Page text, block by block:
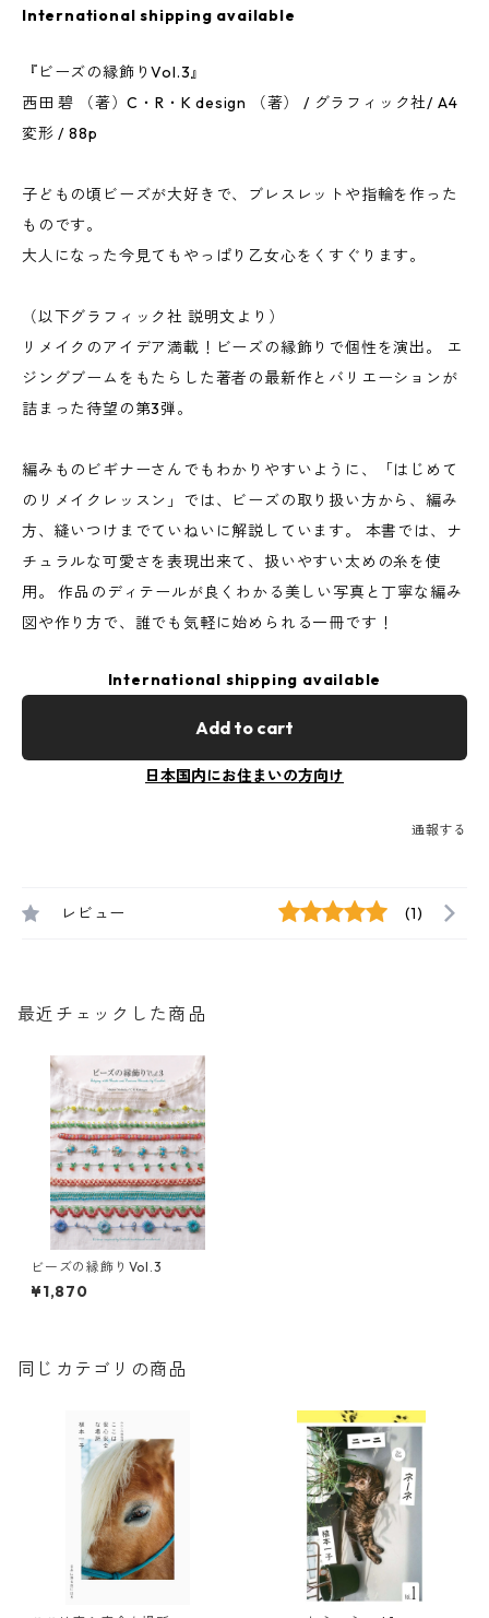
International shipping available
『ビーズの縁飾りVol.3』
西田 碧 （著）C・R・K design （著） / グラフィック社/ A4
変形 / 88p
子どもの頃ビーズが大好きで、ブレスレットや指輪を作った
ものです。
大人になった今見てもやっぱり乙女心をくすぐります。
（以下グラフィック社 説明文より）
リメイクのアイデア満載！ビーズの縁飾りで個性を演出。 エ
ジングブームをもたらした著者の最新作とバリエーションが
詰まった待望の第3弾。
編みものビギナーさんでもわかりやすいように、「はじめて
のリメイクレッスン」では、ビーズの取り扱い方から、編み
方、縫いつけまでていねいに解説しています。 本書では、ナ
チュラルな可愛さを表現出来て、扱いやすい太めの糸を使
用。 作品のディテールが良くわかる美しい写真と丁寧な編み
図や作り方で、誰でも気軽に始められる一冊です！
International shipping available
Add to cart
日本国内にお住まいの方向け
通報する
レビュー (1)
最近チェックした商品
ビーズの縁飾りVol.3
¥1,870
同じカテゴリの商品